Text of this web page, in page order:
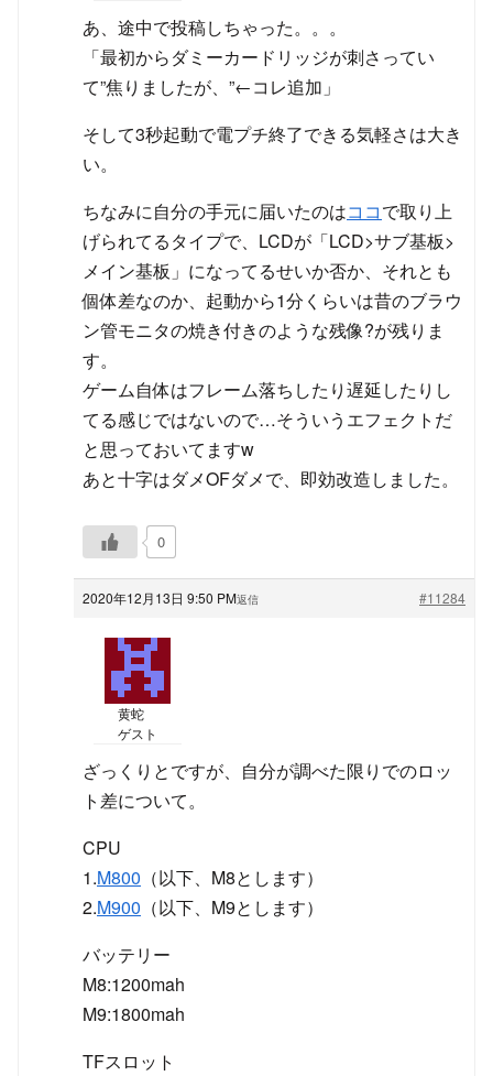
あ、途中で投稿しちゃった。。。
「最初からダミーカードリッジが刺さってい
て”焦りましたが、”←コレ追加」
そして3秒起動で電プチ終了できる気軽さは大き
い。
ちなみに自分の手元に届いたのはココで取り上
げられてるタイプで、LCDが「LCD>サブ基板>
メイン基板」になってるせいか否か、それとも
個体差なのか、起動から1分くらいは昔のブラウ
ン管モニタの焼き付きのような残像?が残りま
す。
ゲーム自体はフレーム落ちしたり遅延したりし
てる感じではないので…そういうエフェクトだ
と思っておいてますw
あと十字はダメOFダメで、即効改造しました。
0
2020年12月13日 9:50 PM #11284
返信
黄蛇
ゲスト
ざっくりとですが、自分が調べた限りでのロッ
ト差について。
CPU
1.M800 （以下、M8とします）
2.M900 （以下、M9とします）
バッテリー
M8:1200mah
M9:1800mah
TFスロット